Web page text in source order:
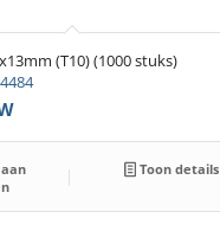
(T10) (1000 stuks)
Toon details